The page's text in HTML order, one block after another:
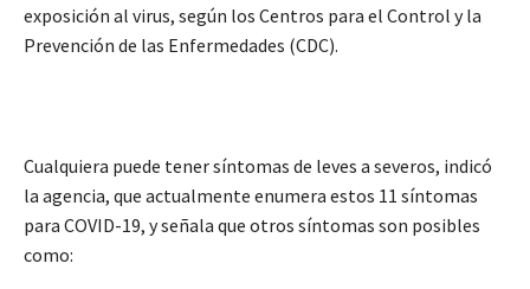
exposición al virus, según los Centros para el Control y la
Prevención de las Enfermedades (CDC).
Cualquiera puede tener síntomas de leves a severos, indicó
la agencia, que actualmente enumera estos 11 síntomas
para COVID-19, y señala que otros síntomas son posibles
como: